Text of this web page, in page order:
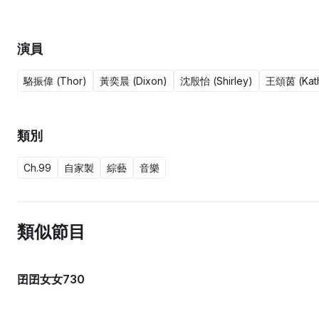
演員
駱振偉 (Thor) 黃奕晨 (Dixon) 沈殷怡 (Shirley) 王頌茵
類別
Ch.99 自家製 綜藝 音樂
類似節目
囝囝女女730